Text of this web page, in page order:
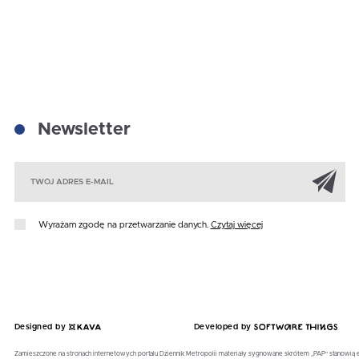
Newsletter
Wyrażam zgodę na przetwarzanie danych. Czytaj więcej
Designed by Developed by
Zamieszczone na stronach internetowych portalu Dziennik Metropolii materiały sygnowane skrótem „PAP”